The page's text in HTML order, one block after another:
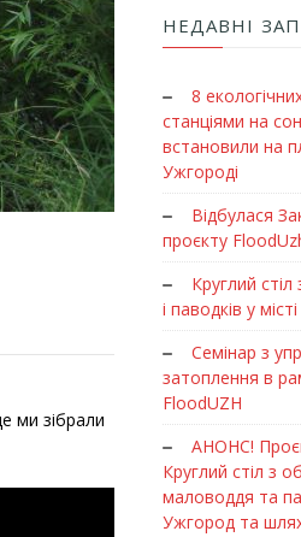
ми зібрали
НЕДАВНІ
8
станціями на
встановили на
Ужгороді
Відбулася
проєкту
Круглий
і паводків у
Семінар з
затоплення в
FloodUZH
АНОНС!
Круглий стіл з
маловоддя та
Ужгород та